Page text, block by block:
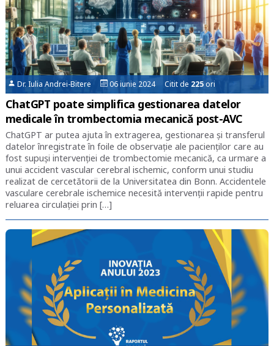
Dr. Iulia Andrei-Bitere 06 iunie 2024 Citit de 225ori
ChatGPT poate simplifica gestionarea datelor
medicale în trombectomia mecanică post-AVC
ChatGPT ar putea ajuta în extragerea, gestionarea și transferul
datelor înregistrate în foile de observație ale pacienților care au
fost supuși intervenției de trombectomie mecanică, ca urmare a
unui accident vascular cerebral ischemic, conform unui studiu
realizat de cercetătorii de la Universitatea din Bonn. Accidentele
vasculare cerebrale ischemice necesită intervenții rapide pentru
reluarea circulației prin […]